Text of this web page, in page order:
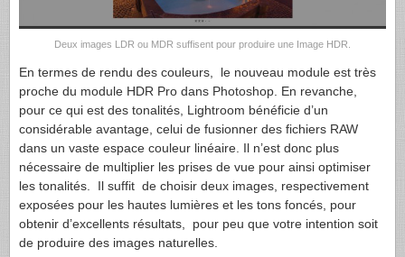
Deux images LDR ou MDR suffisent pour produire une Image HDR.
En termes de rendu des couleurs, le nouveau module est très
proche du module HDR Pro dans Photoshop. En revanche,
pour ce qui est des tonalités, Lightroom bénéficie d’un
considérable avantage, celui de fusionner des fichiers RAW
dans un vaste espace couleur linéaire. Il n’est donc plus
nécessaire de multiplier les prises de vue pour ainsi optimiser
les tonalités. Il suffit de choisir deux images, respectivement
exposées pour les hautes lumières et les tons foncés, pour
obtenir d’excellents résultats, pour peu que votre intention soit
de produire des images naturelles.